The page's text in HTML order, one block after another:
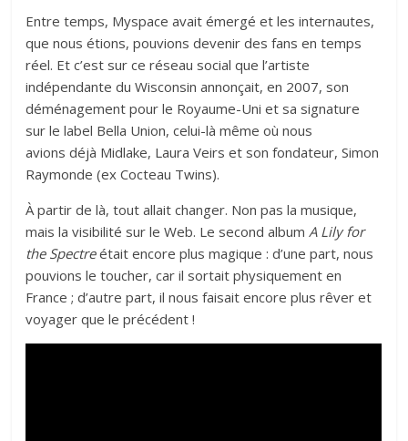
Entre temps, Myspace avait émergé et les internautes,
que nous étions, pouvions devenir des fans en temps
réel. Et c’est sur ce réseau social que l’artiste
indépendante du Wisconsin annonçait, en 2007, son
déménagement pour le Royaume-Uni et sa signature
sur le label Bella Union, celui-là même où nous
avions déjà Midlake, Laura Veirs et son fondateur, Simon
Raymonde (ex Cocteau Twins).
À partir de là, tout allait changer. Non pas la musique,
mais la visibilité sur le Web. Le second album A Lily for
the Spectreétait encore plus magique : d’une part, nous
pouvions le toucher, car il sortait physiquement en
France ; d’autre part, il nous faisait encore plus rêver et
voyager que le précédent !